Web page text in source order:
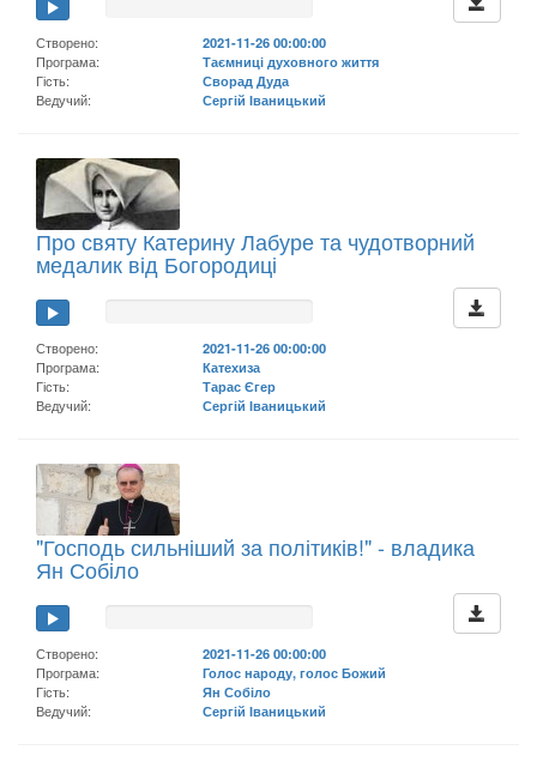
Створено:
2021-11-26 00:00:00
Програма:
Таємниці духовного життя
Гість:
Сворад Дуда
Ведучий:
Сергій Іваницький
Про святу Катерину Лабуре та чудотворний
медалик від Богородиці
Створено:
2021-11-26 00:00:00
Програма:
Катехиза
Гість:
Тарас Єгер
Ведучий:
Сергій Іваницький
"Господь сильніший за політиків!" - владика
Ян Собіло
Створено:
2021-11-26 00:00:00
Програма:
Голос народу, голос Божий
Гість:
Ян Собіло
Ведучий:
Сергій Іваницький